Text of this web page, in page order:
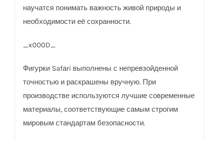
научатся понимать важность живой природы и
необходимости её сохранности.
_x000D_
Фигурки Safаri выполнены с непревзойденной
точностью и раскрашены вручную. При
производстве используются лучшие современные
материалы, соответствующие самым строгим
мировым стандартам безопасности.